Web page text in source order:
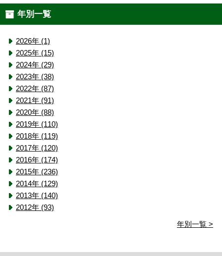
年別一覧
2026年 (1)
2025年 (15)
2024年 (29)
2023年 (38)
2022年 (87)
2021年 (91)
2020年 (88)
2019年 (110)
2018年 (119)
2017年 (120)
2016年 (174)
2015年 (236)
2014年 (129)
2013年 (140)
2012年 (93)
年別一覧 >